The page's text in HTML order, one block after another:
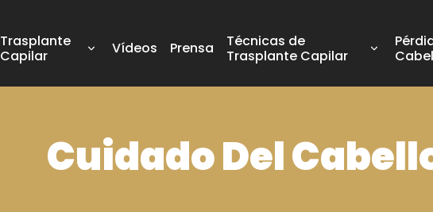
Trasplante
Capilar
Vídeos Prensa
Técnicas de
Trasplante Capilar
Cuidado Del